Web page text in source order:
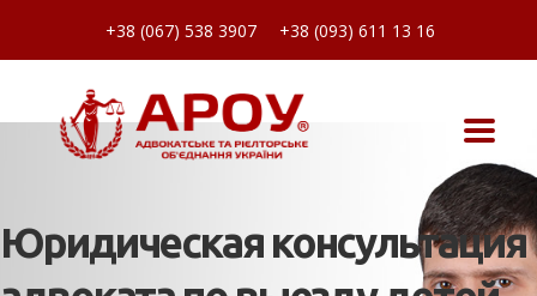
+38 (067) 538 3907 +38 (093) 611 13 16
Юридическая консультация